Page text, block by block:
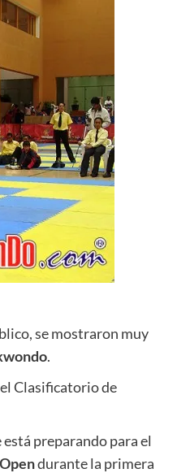
se mostraron muy
.
Clasificatorio de
está preparando para el
durante la primera